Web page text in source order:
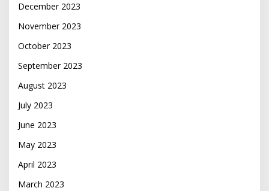
December 2023
November 2023
October 2023
September 2023
August 2023
July 2023
June 2023
May 2023
April 2023
March 2023